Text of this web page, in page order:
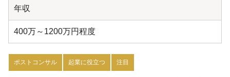
年収
400万～1200万円程度
ポストコンサル 起業に役立つ 注目